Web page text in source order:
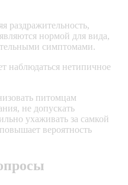
раздражительность,
нормой для вида,
симптомами.
питомцам
не допускать
ухаживать за самкой
вероятность